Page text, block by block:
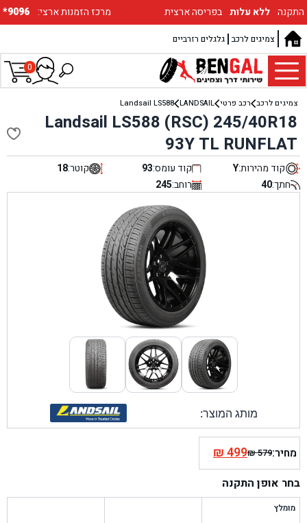
*9096 :מרכז הזמנות ארצי התקנה ללא עלות בפריסה ארצית
גלגלים רזרביים צמיגים לרכב
0
צמיגים לרכב רכב פרטי LANDSAIL
Landsail LS588
Landsail LS588 (RSC) 245/40R18
93Y TL RUNFLAT
קוד מהירות:Y קוד עומס:93 קוטר:18
חתך:40 רוחב:245
מותג המוצר:
מחיר: ₪579
המחיר
המקורי
היה:
₪499המחיר
הנוכחי
הוא:
בחר אופן התקנה
מומלץ